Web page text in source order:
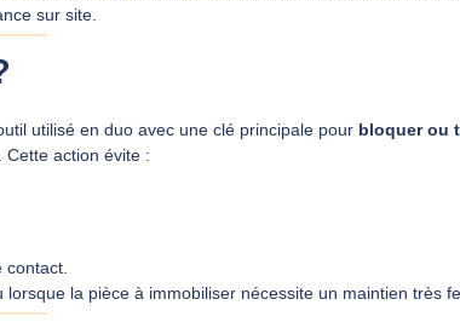
sur site.
utilisé en duo avec une clé principale pour bloquer ou
. Cette action évite :
la pièce à immobiliser nécessite un maintien très